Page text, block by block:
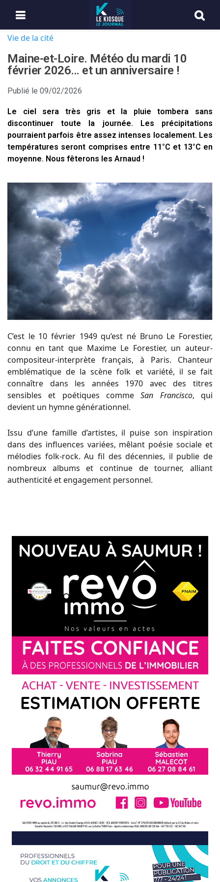
Vie de la cité
Maine-et-Loire. Météo du mardi 10
février 2026… et un anniversaire !
Publié le 09/02/2026
Le ciel sera très gris et la pluie tombera sans
discontinuer toute la journée. Les précipitations
pourraient parfois être assez intenses localement. Les
températures seront comprises entre 11°C et 13°C en
moyenne. Nous fêterons les Arnaud !
C’est le 10 février 1949 qu’est né Bruno Le Forestier,
connu en tant que Maxime Le Forestier, un auteur-
compositeur-interprète français, à Paris. Chanteur
emblématique de la scène folk et variété, il se fait
connaître dans les années 1970 avec des titres
sensibles et poétiques commeSan Francisco, qui
devient un hymne générationnel.
Issu d’une famille d’artistes, il puise son inspiration
dans des influences variées, mêlant poésie sociale et
mélodies folk-rock. Au fil des décennies, il publie de
nombreux albums et continue de tourner, alliant
authenticité et engagement personnel.